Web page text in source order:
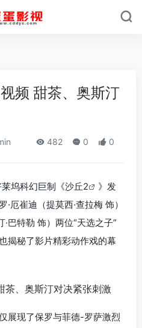
频 甜茶、奥斯汀
482 0 0
坞科幻巨制《沙丘2
》发
厄崔迪（提莫西·查拉梅 饰）
巴特勒 饰）两位“天选之子”
揭秘了影片精彩动作戏的幕
展现了保罗与菲德-罗萨激烈